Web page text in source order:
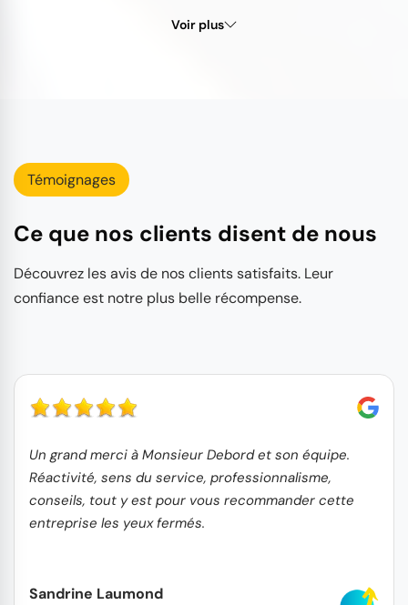
Voir plus
Témoignages
Ce que nos clients disent de nous
Découvrez les avis de nos clients satisfaits. Leur
confiance est notre plus belle récompense.
Un grand merci à Monsieur Debord et son équipe.
Réactivité, sens du service, professionnalisme,
conseils, tout y est pour vous recommander cette
entreprise les yeux fermés.
Sandrine Laumond